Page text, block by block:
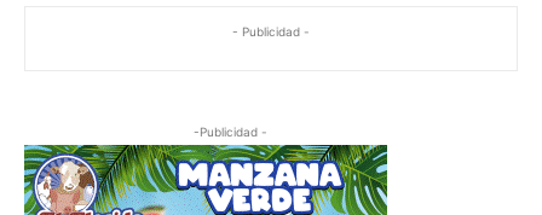
- Publicidad -
-Publicidad -